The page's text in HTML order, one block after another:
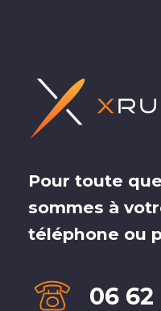
Pour toute
sommes à
téléphone ou
06 62